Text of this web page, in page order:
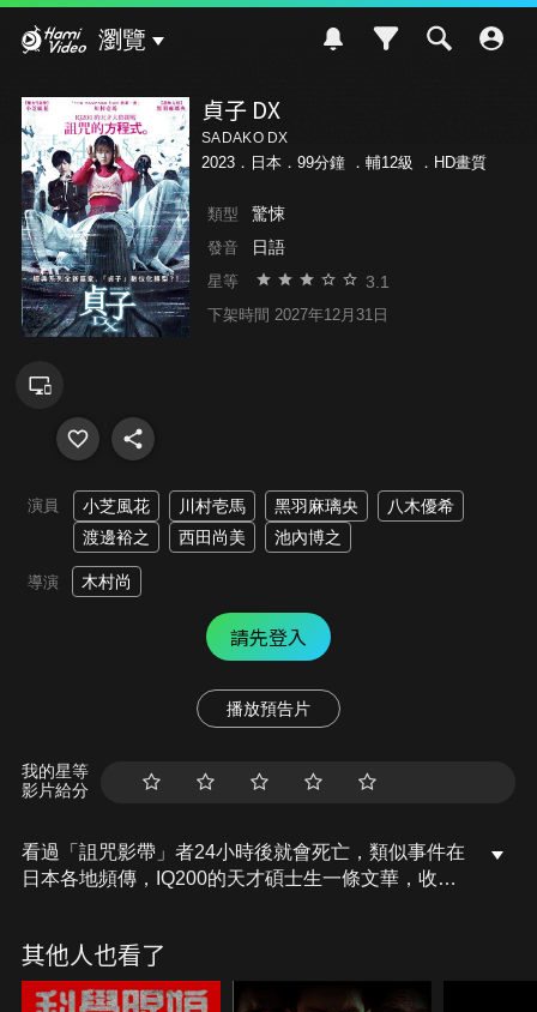
瀏覽
貞子 DX
SADAKO DX
2023．日本．99分鐘 ． 輔12級 ．HD畫質
類型 驚悚
發音 日語
星等 3.1
下架時間 2027年12月31日
演員 小芝風花 川村壱馬 黑羽麻璃央
八木優希
渡邊裕之
西田尚美 池內博之
導演 木村尚
請先登入
播放預告片
我的星等
影片給分
看過「詛咒影帶」者24小時後就會死亡，類似事件在
日本各地頻傳，IQ200的天才碩士生一條文華，收到
好奇而看了影帶的妹妹・雙葉的求救電話，認為「一
切都能夠以科學說明」的文華，與自稱占卜師的前田
其他人也看了